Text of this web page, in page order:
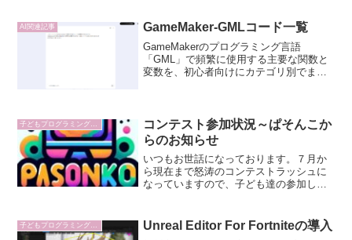
AI関連記事 GameMaker-GMLコード一覧
GameMakerのプログラミング言語
「GML」で頻繁に使用する主要な関数と
変数を、初心者向けにカテゴリ別でまと
NotebookLMを活用した専用AIへのリンク
付き。
コンテスト参加状況～ぱそんこか
らのお知らせ
いつもお世話になっております。７月か
ら現在まで怒涛のコンテストラッシュに
なっていますので、子ども達の参加して
てる児童も多くいて、これまで頑張って
子どもプログラミング教育雑談 Unreal Editor For Fortniteの導入